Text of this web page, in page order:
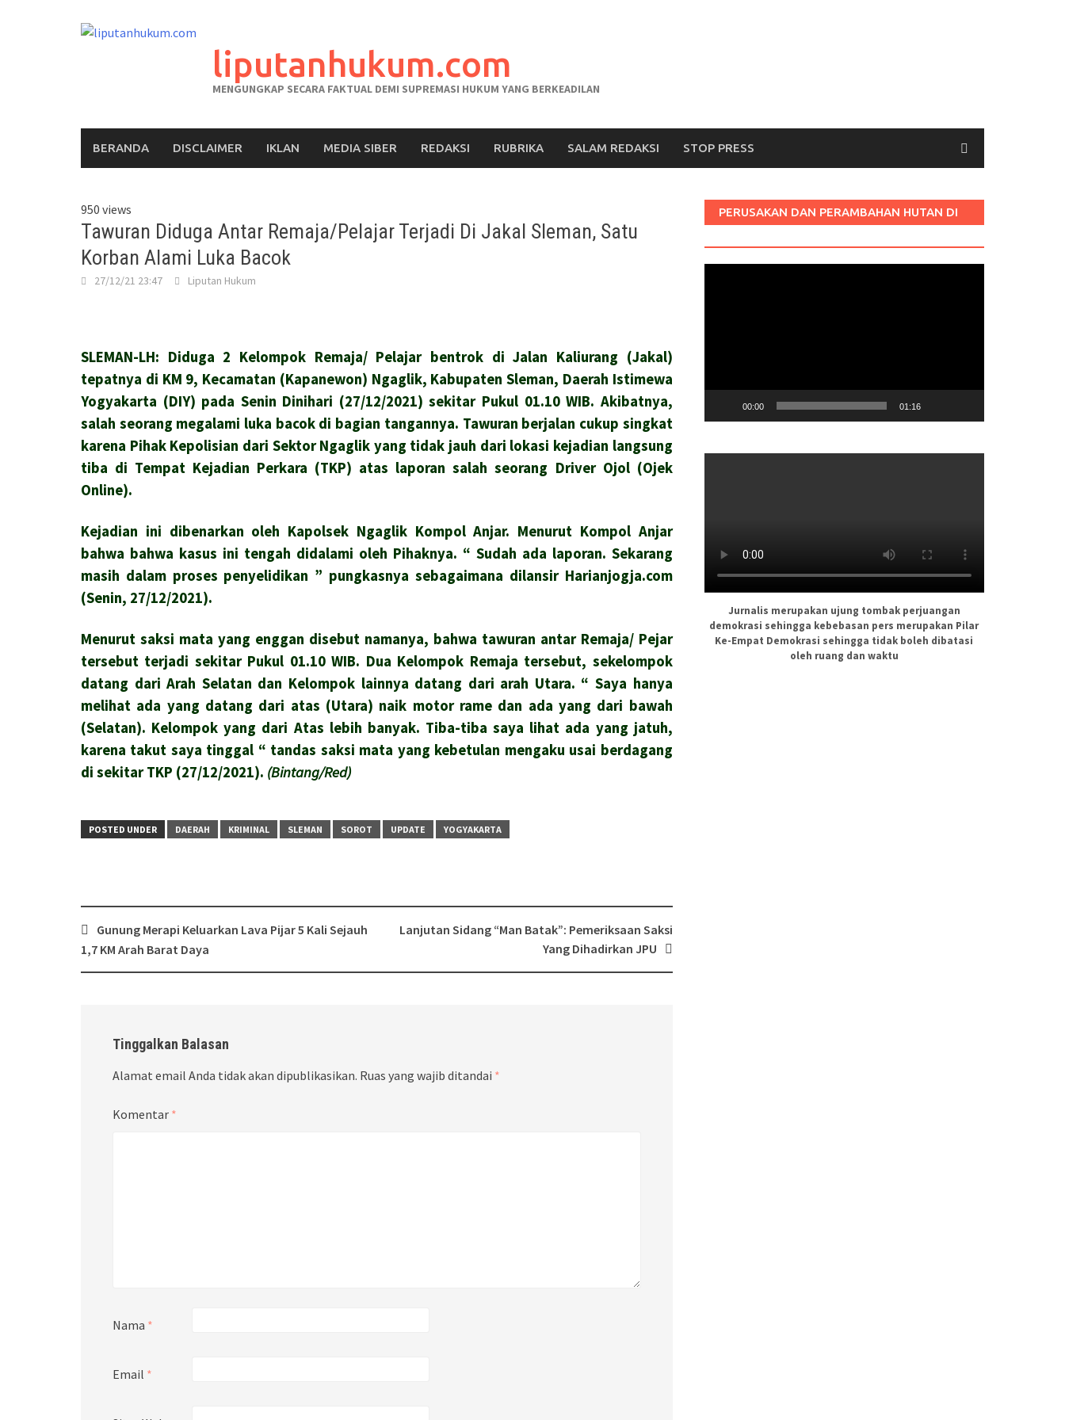
liputanhukum.com
MENGUNGKAP SECARA FAKTUAL DEMI SUPREMASI HUKUM YANG BERKEADILAN
BERANDA DISCLAIMER IKLAN MEDIA SIBER REDAKSI RUBRIKA SALAM REDAKSI STOP PRESS
950 views
Tawuran Diduga Antar Remaja/Pelajar Terjadi Di Jakal Sleman, Satu
Korban Alami Luka Bacok
27/12/21 23:47 Liputan Hukum
SLEMAN-LH: Diduga 2 Kelompok Remaja/ Pelajar bentrok di Jalan Kaliurang (Jakal)
tepatnya di KM 9, Kecamatan (Kapanewon) Ngaglik, Kabupaten Sleman, Daerah Istimewa
Yogyakarta (DIY) pada Senin Dinihari (27/12/2021) sekitar Pukul 01.10 WIB. Akibatnya,
salah seorang megalami luka bacok di bagian tangannya. Tawuran berjalan cukup singkat
karena Pihak Kepolisian dari Sektor Ngaglik yang tidak jauh dari lokasi kejadian langsung
tiba di Tempat Kejadian Perkara (TKP) atas laporan salah seorang Driver Ojol (Ojek
Online).
Kejadian ini dibenarkan oleh Kapolsek Ngaglik Kompol Anjar. Menurut Kompol Anjar
bahwa bahwa kasus ini tengah didalami oleh Pihaknya. “ Sudah ada laporan. Sekarang
masih dalam proses penyelidikan ” pungkasnya sebagaimana dilansir Harianjogja.com
(Senin, 27/12/2021).
Menurut saksi mata yang enggan disebut namanya, bahwa tawuran antar Remaja/ Pejar
tersebut terjadi sekitar Pukul 01.10 WIB. Dua Kelompok Remaja tersebut, sekelompok
datang dari Arah Selatan dan Kelompok lainnya datang dari arah Utara. “ Saya hanya
melihat ada yang datang dari atas (Utara) naik motor rame dan ada yang dari bawah
(Selatan). Kelompok yang dari Atas lebih banyak. Tiba-tiba saya lihat ada yang jatuh,
karena takut saya tinggal “ tandas saksi mata yang kebetulan mengaku usai berdagang
di sekitar TKP (27/12/2021). (Bintang/Red)
POSTED UNDER DAERAH KRIMINAL SLEMAN SOROT UPDATE YOGYAKARTA
Post
navigation
Gunung Merapi Keluarkan Lava Pijar 5 Kali Sejauh
1,7 KM Arah Barat Daya
Lanjutan Sidang “Man Batak”: Pemeriksaan Saksi
Yang Dihadirkan JPU
Tinggalkan Balasan
Alamat email Anda tidak akan dipublikasikan. Ruas yang wajib ditandai *
Komentar *
Nama *
Email *
PERUSAKAN DAN PERAMBAHAN HUTAN DI
00:00 01:16
Jurnalis merupakan ujung tombak perjuangan
demokrasi sehingga kebebasan pers merupakan Pilar
Ke-Empat Demokrasi sehingga tidak boleh dibatasi
oleh ruang dan waktu